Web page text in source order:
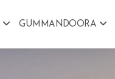
GUMMANDOORA